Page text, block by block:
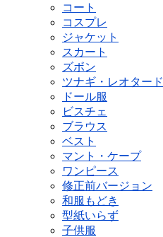
コート
コスプレ
ジャケット
スカート
ズボン
ツナギ・レオタード
ドール服
ビスチェ
ブラウス
ベスト
マント・ケープ
ワンピース
修正前バージョン
和服もどき
型紙いらず
子供服